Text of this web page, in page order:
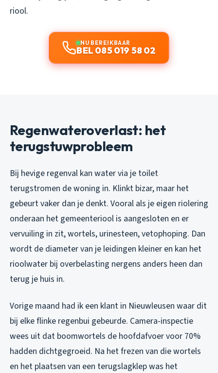
riool.
NU BEREIKBAAR
BEL 085 019 58 02
Regenwateroverlast: het
terugstuwprobleem
Bij hevige regenval kan water via je toilet
terugstromen de woning in. Klinkt bizar, maar het
gebeurt vaker dan je denkt. Vooral als je eigen riolering
onderaan het gemeenteriool is aangesloten en er
vervuiling in zit, wortels, urinesteen, vetophoping. Dan
wordt de diameter van je leidingen kleiner en kan het
rioolwater bij overbelasting nergens anders heen dan
terug je huis in.
Vorige maand had ik een klant in Nieuwleusen waar dit
bij elke flinke regenbui gebeurde. Camera-inspectie
wees uit dat boomwortels de hoofdafvoer voor 70%
hadden dichtgegroeid. Na het frezen van die wortels
en het plaatsen van een terugslagklep was het